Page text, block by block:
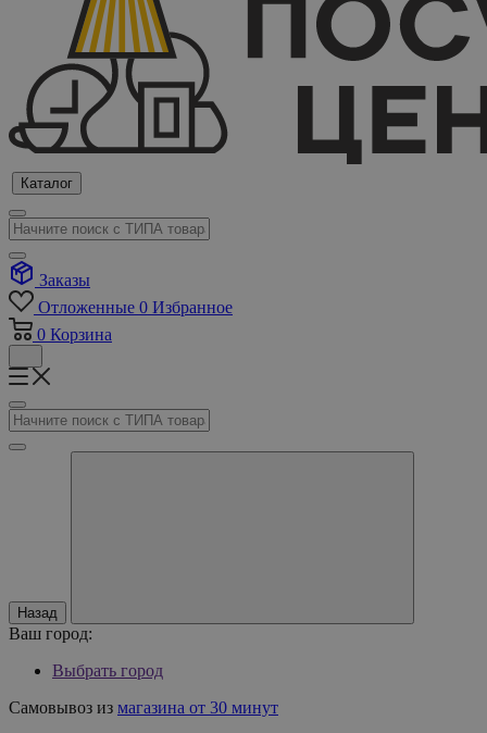
Каталог
Заказы
Отложенные 0 Избранное
0 Корзина
Назад
Ваш город:
Выбрать город
Самовывоз из магазина от 30 минут